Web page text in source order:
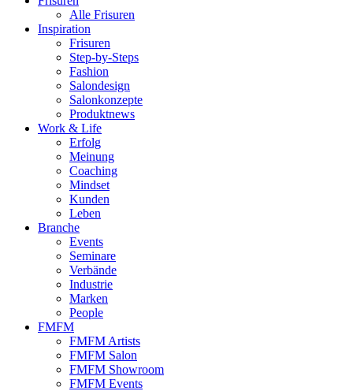
Alle Frisuren
Inspiration
Frisuren
Step-by-Steps
Fashion
Salondesign
Salonkonzepte
Produktnews
Work & Life
Erfolg
Meinung
Coaching
Mindset
Kunden
Leben
Branche
Events
Seminare
Verbände
Industrie
Marken
People
FMFM
FMFM Artists
FMFM Salon
FMFM Showroom
FMFM Events